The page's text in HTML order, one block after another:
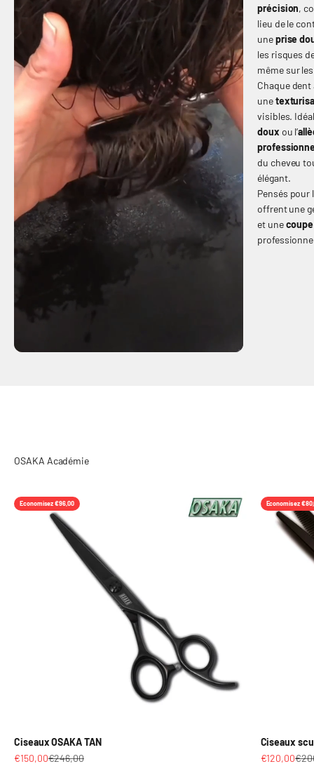
précision,
lieu de le
uneprise
les risques
même sur
Chaque
une
visibles.
doux ou l’
du cheveu
élégant.
Pensés pour
offrent une
et une
Economisez €96,00
Ciseaux OSAKA TAN
Prix de vente
€150,00Prix normal
€246,00
Economisez
Ciseaux
Prix de vente
€120,00Prix